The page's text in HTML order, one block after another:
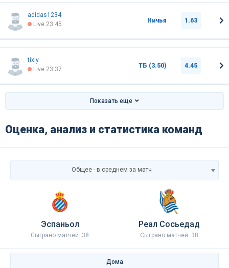
adidas1234
Live 23:45
Ничья 1.63
tixiy
Live 23:37
ТБ (3.50) 4.45
Показать еще
Оценка, анализ и статистика команд
Эспаньол
Сыграно матчей: 38
Общее - в среднем за матч
Реал Сосьедад
Сыграно матчей: 38
Дома